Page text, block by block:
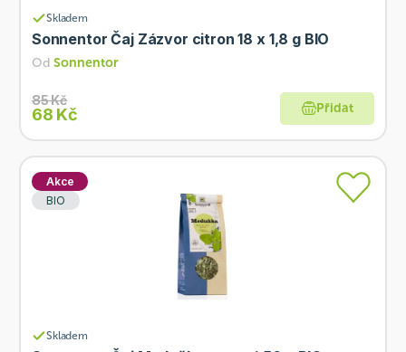
Skladem
Sonnentor Čaj Zázvor citron 18 x 1,8 g BIO
Od Sonnentor
85 Kč
68 Kč Přidat
Akce
BIO
Skladem